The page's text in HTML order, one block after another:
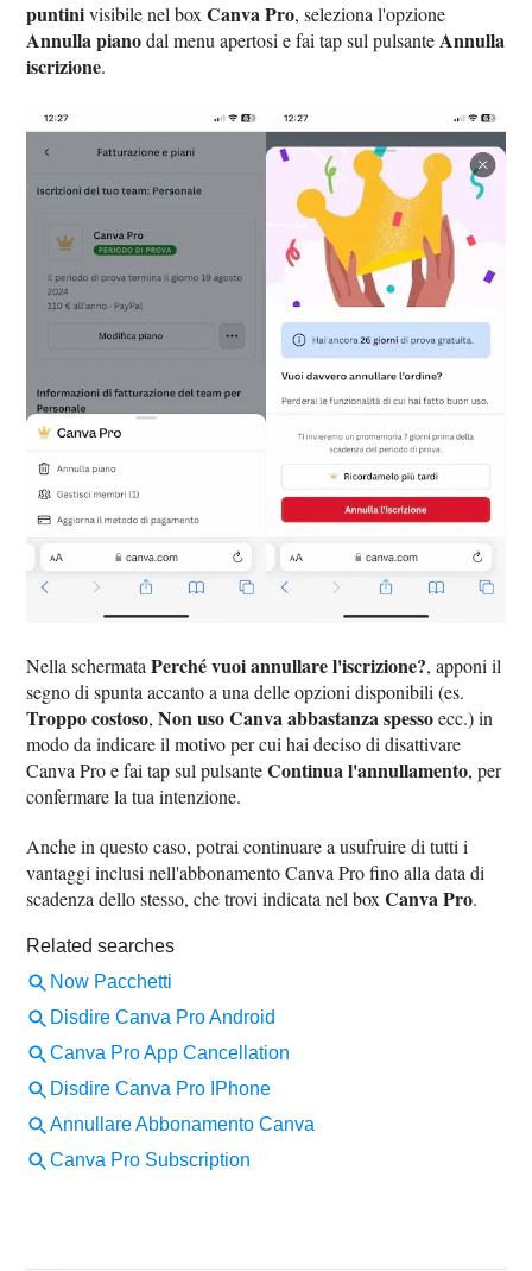
puntinivisibile nel boxCanva Pro, seleziona l'opzione
Annulla pianodal menu apertosi e fai tap sul pulsanteAnnulla
iscrizione.
Nella schermataPerché vuoi annullare l'iscrizione?, apponi il
segno di spunta accanto a una delle opzioni disponibili (es.
Troppo costoso,Non uso Canva abbastanza spessoecc.) in
modo da indicare il motivo per cui hai deciso di disattivare
Canva Pro e fai tap sul pulsanteContinua l'annullamento, per
confermare la tua intenzione.
Anche in questo caso, potrai continuare a usufruire di tutti i
vantaggi inclusi nell'abbonamento Canva Pro fino alla data di
scadenza dello stesso, che trovi indicata nel boxCanva Pro.